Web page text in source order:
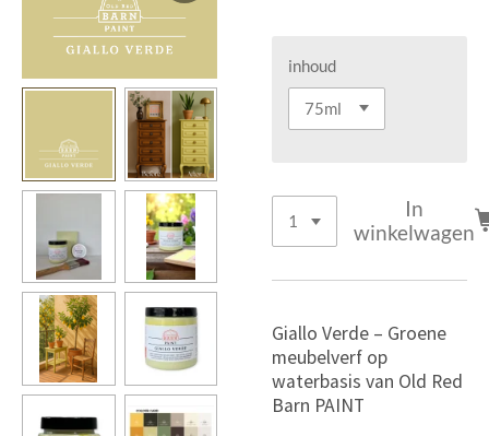
inhoud
In
winkelwagen
Giallo Verde – Groene
meubelverf op
waterbasis van Old Red
Barn PAINT